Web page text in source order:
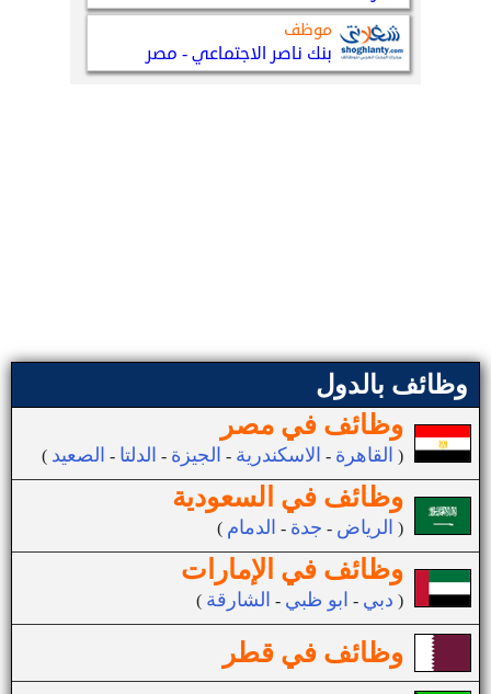
وظائف بالدول
وظائف في مصر
( القاهرة - الاسكندرية - الجيزة - الدلتا - الصعيد )
وظائف في السعودية
( الرياض - جدة - الدمام )
وظائف في الإمارات
( دبي - ابو ظبي - الشارقة )
وظائف في قطر